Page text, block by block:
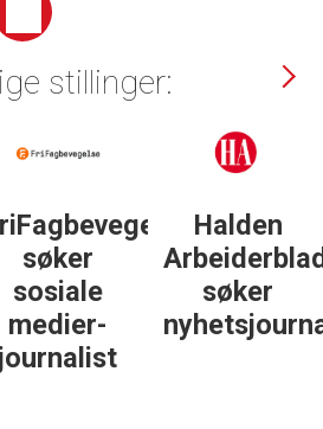
stillinger:
søker
sosiale
medier-
journalist
Halden
søker